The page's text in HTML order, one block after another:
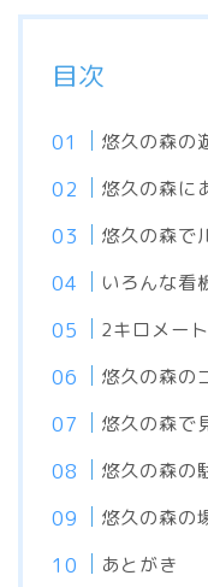
目次
悠久の森の
悠久の森に
悠久の森で
いろんな看
2キロメー
悠久の森の
悠久の森で
悠久の森の
悠久の森の
あとがき